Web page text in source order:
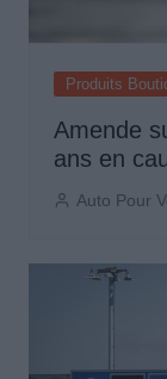
Produits
Amende
ans en
Auto Pour